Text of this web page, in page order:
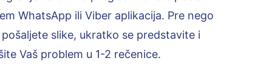
WhatsApp ili Viber aplikacija. Pre nego
slike, ukratko se predstavite i
Vaš problem u 1-2 rečenice.